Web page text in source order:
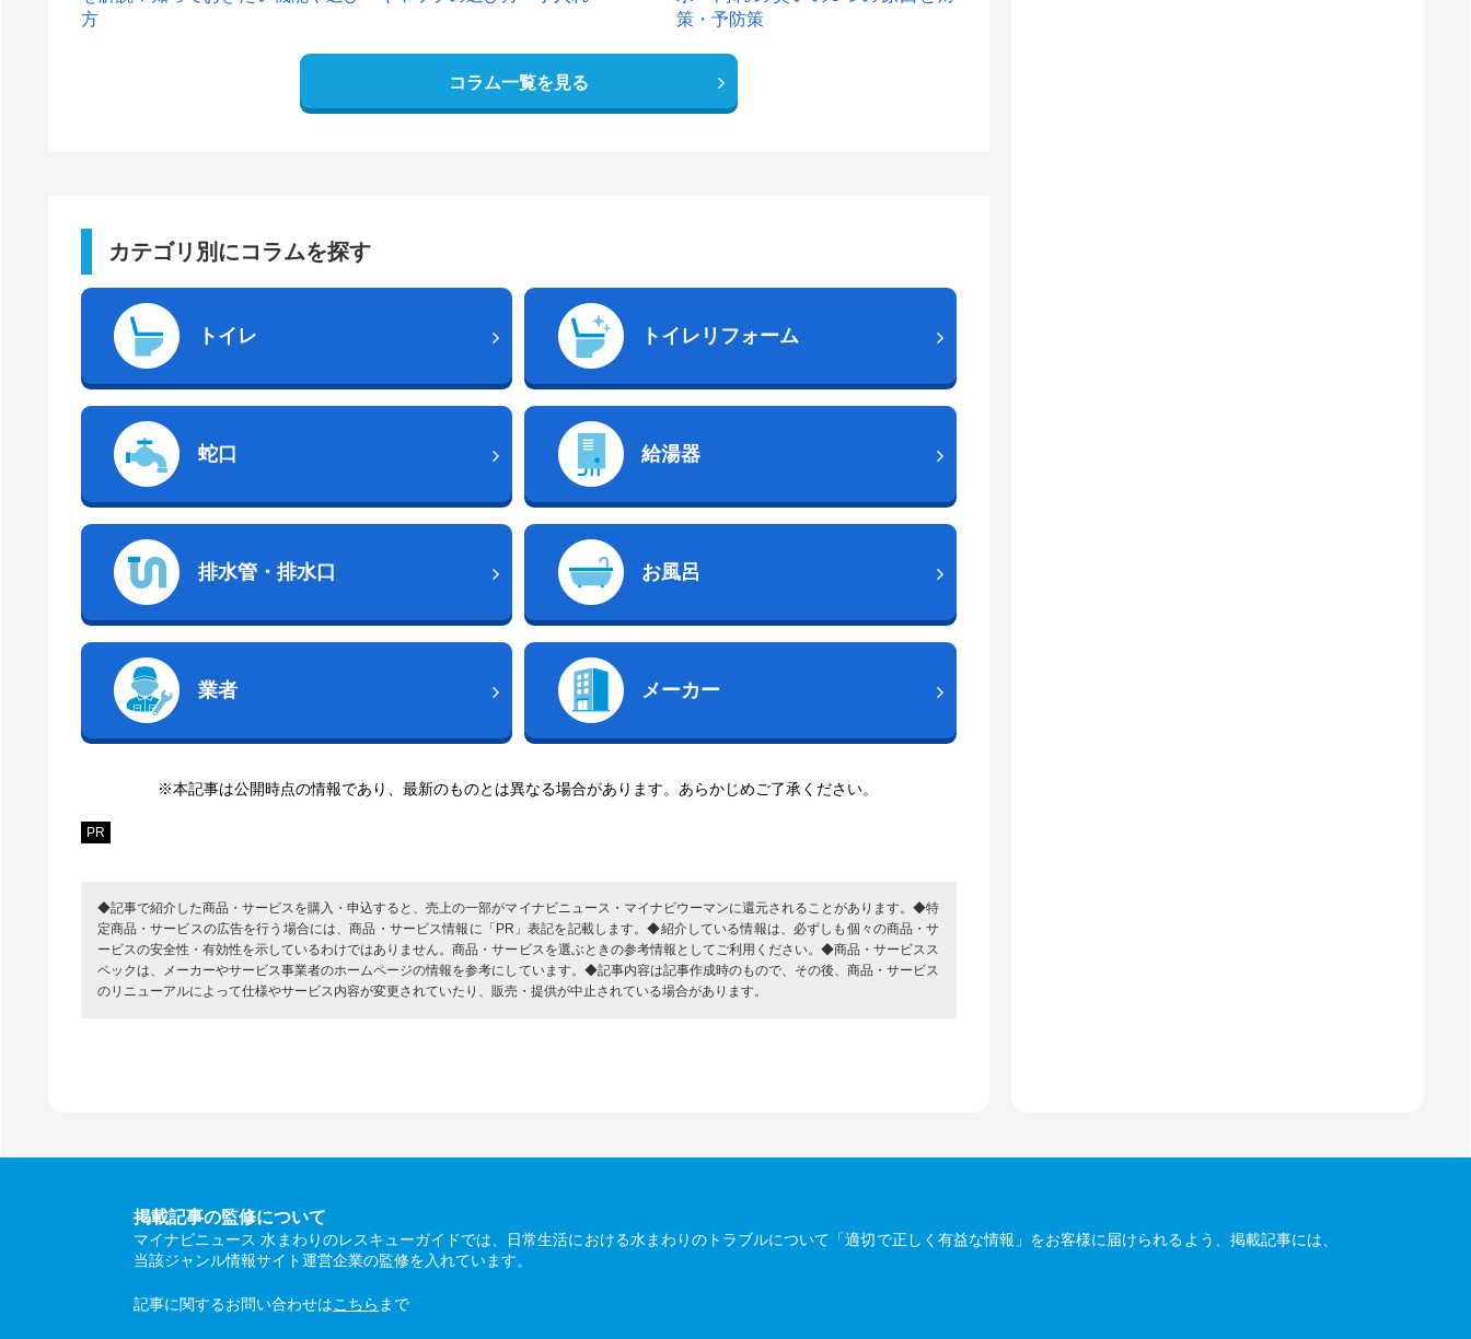
方
策・予防策
コラム一覧を見る
カテゴリ別にコラムを探す
トイレ トイレリフォーム
蛇口 給湯器
排水管・排水口 お風呂
業者 メーカー
※本記事は公開時点の情報であり、最新のものとは異なる場合があります。あらかじめご了承ください。
PR
◆記事で紹介した商品・サービスを購入・申込すると、売上の一部がマイナビニュース・マイナビウーマンに還元されることがあります。◆特
定商品・サービスの広告を行う場合には、商品・サービス情報に「PR」表記を記載します。◆紹介している情報は、必ずしも個々の商品・サ
ービスの安全性・有効性を示しているわけではありません。商品・サービスを選ぶときの参考情報としてご利用ください。◆商品・サービスス
ペックは、メーカーやサービス事業者のホームページの情報を参考にしています。◆記事内容は記事作成時のもので、その後、商品・サービス
のリニューアルによって仕様やサービス内容が変更されていたり、販売・提供が中止されている場合があります。
掲載記事の監修について
マイナビニュース 水まわりのレスキューガイドでは、日常生活における水まわりのトラブルについて「適切で正しく有益な情報」をお客様に届けられるよう、掲載記事には、
当該ジャンル情報サイト運営企業の監修を入れています。
記事に関するお問い合わせはこちら まで